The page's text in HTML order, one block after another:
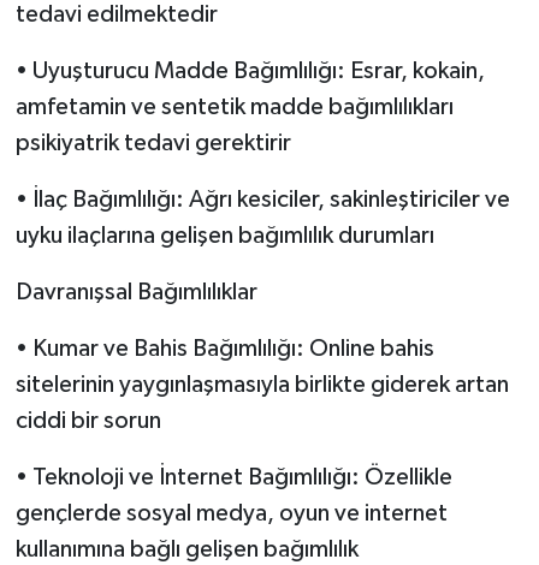
tedavi edilmektedir
• Uyuşturucu Madde Bağımlılığı: Esrar, kokain,
amfetamin ve sentetik madde bağımlılıkları
psikiyatrik tedavi gerektirir
• İlaç Bağımlılığı: Ağrı kesiciler, sakinleştiriciler ve
uyku ilaçlarına gelişen bağımlılık durumları
Davranışsal Bağımlılıklar
• Kumar ve Bahis Bağımlılığı: Online bahis
sitelerinin yaygınlaşmasıyla birlikte giderek artan
ciddi bir sorun
• Teknoloji ve İnternet Bağımlılığı: Özellikle
gençlerde sosyal medya, oyun ve internet
kullanımına bağlı gelişen bağımlılık